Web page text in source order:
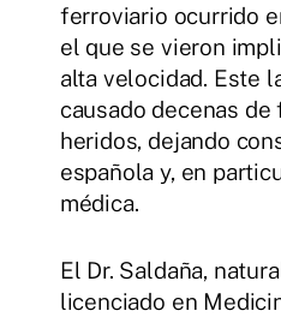
ferroviario ocurrido
el que se vieron
alta velocidad. Este
causado decenas
heridos, dejando
española y, en
médica.
El Dr. Saldaña,
licenciado en